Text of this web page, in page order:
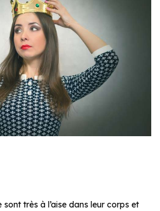
très à l’aise dans leur corps et